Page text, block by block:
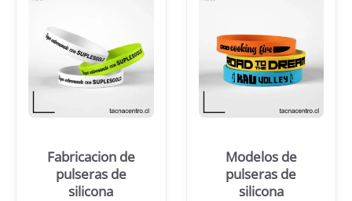
Fabricacion de
pulseras de
silicona
Modelos de
pulseras de
silicona